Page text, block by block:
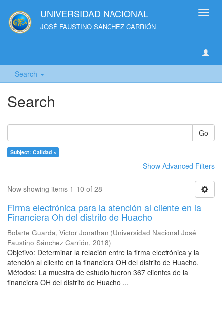
UNIVERSIDAD NACIONAL
JOSÉ FAUSTINO SANCHEZ CARRIÓN
Search
Search
Go
Subject: Calidad ×
Show Advanced Filters
Now showing items 1-10 of 28
Firma electrónica para la atención al cliente en la
Financiera Oh del distrito de Huacho
Bolarte Guarda, Victor Jonathan (Universidad Nacional José
Faustino Sánchez Carrión, 2018)
Objetivo: Determinar la relación entre la firma electrónica y la
atención al cliente en la financiera OH del distrito de Huacho.
Métodos: La muestra de estudio fueron 367 clientes de la
financiera OH del distrito de Huacho ...